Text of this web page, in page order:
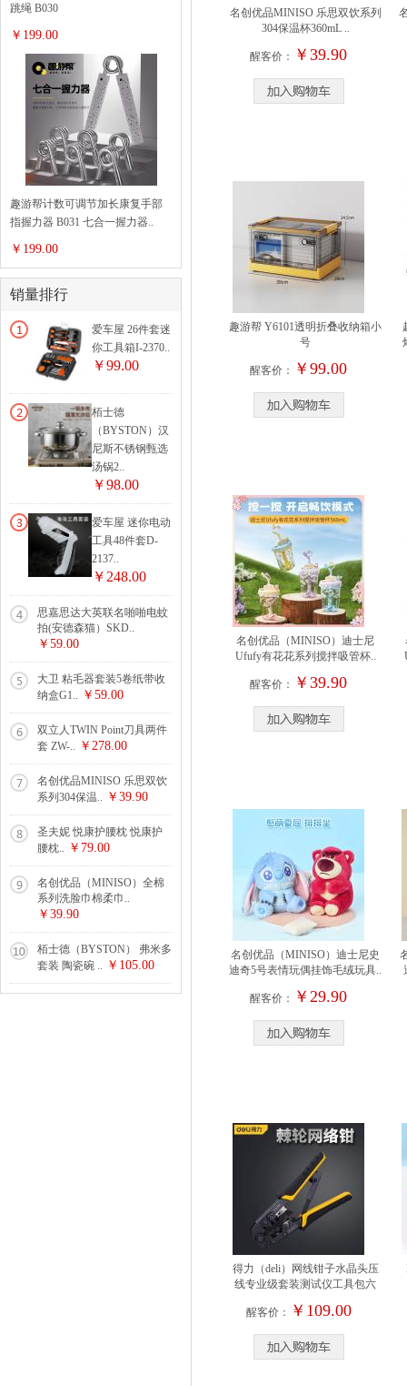
跳绳 B030
￥199.00
趣游帮计数可调节加长康复手部
指握力器 B031 七合一握力器..
￥199.00
销量排行
爱车屋 26件套迷
你工具箱I-2370..
￥99.00
栢士德
（BYSTON）汉
尼斯不锈钢甄选
汤锅2..
￥98.00
爱车屋 迷你电动
工具48件套D-
2137..
￥248.00
思嘉思达大英联名啪啪电蚊
拍(安德森猫）SKD..
￥59.00
大卫 粘毛器套装5卷纸带收
纳盒G1.. ￥59.00
双立人TWIN Point刀具两件
套 ZW-.. ￥278.00
名创优品MINISO 乐思双饮
系列304保温.. ￥39.90
圣夫妮 悦康护腰枕 悦康护
腰枕.. ￥79.00
名创优品（MINISO）全棉
系列洗脸巾棉柔巾..
￥39.90
栢士德（BYSTON） 弗米多
套装 陶瓷碗 .. ￥105.00
名创优品MINISO 乐思双饮系列
304保温杯360mL ..
醒客价： ￥39.90
趣游帮 Y6101透明折叠收纳箱小
号
醒客价： ￥99.00
名创优品（MINISO）迪士尼
Ufufy有花花系列搅拌吸管杯..
醒客价： ￥39.90
名创优品（MINISO）迪士尼史
迪奇5号表情玩偶挂饰毛绒玩具..
醒客价： ￥29.90
得力（deli）网线钳子水晶头压
线专业级套装测试仪工具包六
醒客价：
￥109.00